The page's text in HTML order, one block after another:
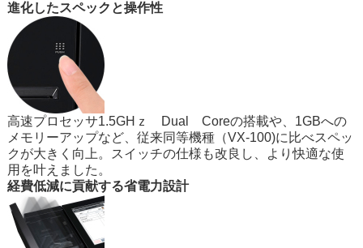
進化したスペックと操作性
高速プロセッサ1.5GHｚ Dual Coreの搭載や、1GBへの
メモリーアップなど、従来同等機種（VX-100)に比べスペッ
クが大きく向上。スイッチの仕様も改良し、より快適な使
用を叶えました。
経費低減に貢献する省電力設計